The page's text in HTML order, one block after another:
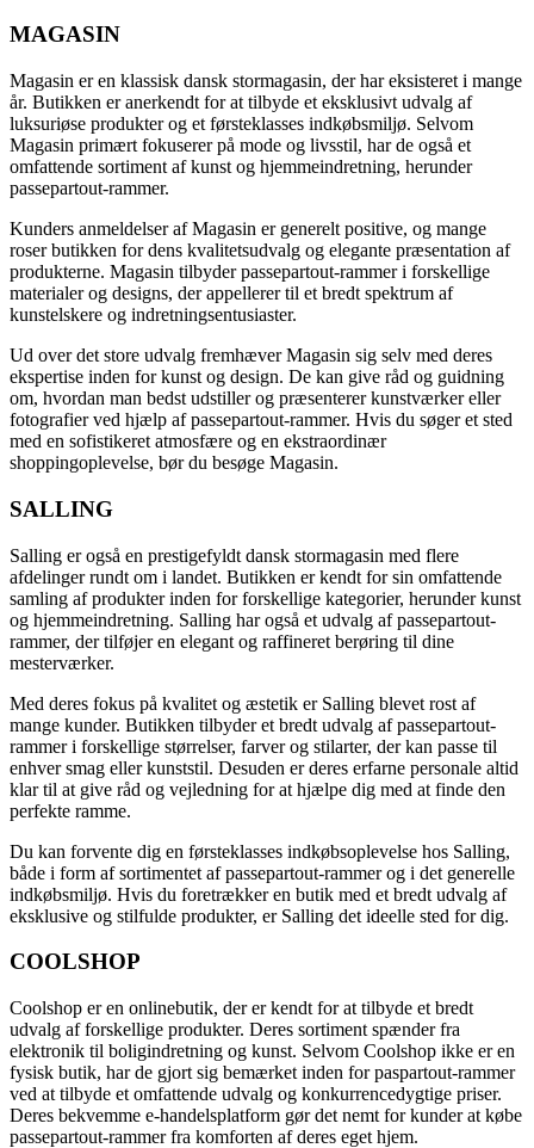
MAGASIN
Magasin er en klassisk dansk stormagasin, der har eksisteret i mange
år. Butikken er anerkendt for at tilbyde et eksklusivt udvalg af
luksuriøse produkter og et førsteklasses indkøbsmiljø. Selvom
Magasin primært fokuserer på mode og livsstil, har de også et
omfattende sortiment af kunst og hjemmeindretning, herunder
passepartout-rammer.
Kunders anmeldelser af Magasin er generelt positive, og mange
roser butikken for dens kvalitetsudvalg og elegante præsentation af
produkterne. Magasin tilbyder passepartout-rammer i forskellige
materialer og designs, der appellerer til et bredt spektrum af
kunstelskere og indretningsentusiaster.
Ud over det store udvalg fremhæver Magasin sig selv med deres
ekspertise inden for kunst og design. De kan give råd og guidning
om, hvordan man bedst udstiller og præsenterer kunstværker eller
fotografier ved hjælp af passepartout-rammer. Hvis du søger et sted
med en sofistikeret atmosfære og en ekstraordinær
shoppingoplevelse, bør du besøge Magasin.
SALLING
Salling er også en prestigefyldt dansk stormagasin med flere
afdelinger rundt om i landet. Butikken er kendt for sin omfattende
samling af produkter inden for forskellige kategorier, herunder kunst
og hjemmeindretning. Salling har også et udvalg af passepartout-
rammer, der tilføjer en elegant og raffineret berøring til dine
mesterværker.
Med deres fokus på kvalitet og æstetik er Salling blevet rost af
mange kunder. Butikken tilbyder et bredt udvalg af passepartout-
rammer i forskellige størrelser, farver og stilarter, der kan passe til
enhver smag eller kunststil. Desuden er deres erfarne personale altid
klar til at give råd og vejledning for at hjælpe dig med at finde den
perfekte ramme.
Du kan forvente dig en førsteklasses indkøbsoplevelse hos Salling,
både i form af sortimentet af passepartout-rammer og i det generelle
indkøbsmiljø. Hvis du foretrækker en butik med et bredt udvalg af
eksklusive og stilfulde produkter, er Salling det ideelle sted for dig.
COOLSHOP
Coolshop er en onlinebutik, der er kendt for at tilbyde et bredt
udvalg af forskellige produkter. Deres sortiment spænder fra
elektronik til boligindretning og kunst. Selvom Coolshop ikke er en
fysisk butik, har de gjort sig bemærket inden for paspartout-rammer
ved at tilbyde et omfattende udvalg og konkurrencedygtige priser.
Deres bekvemme e-handelsplatform gør det nemt for kunder at købe
passepartout-rammer fra komforten af deres eget hjem.